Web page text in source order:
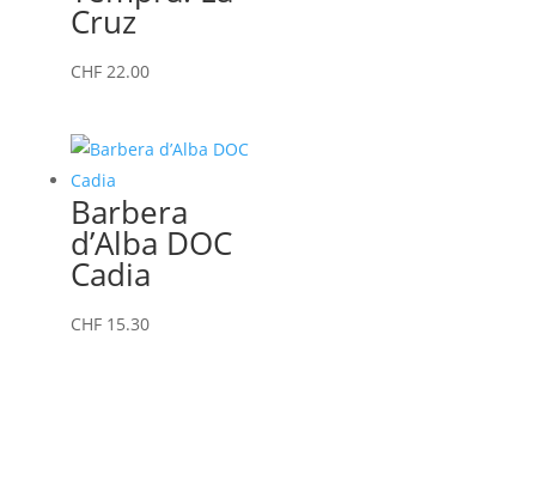
Cruz
CHF22.00
Barbera
d’Alba DOC
Cadia
CHF15.30